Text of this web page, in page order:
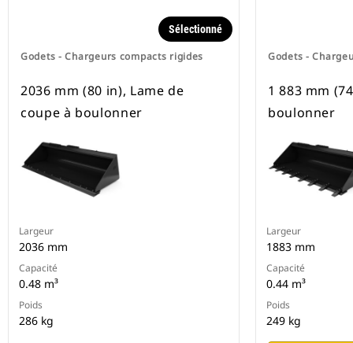
Godets - Chargeurs compacts rigides
Sélectionné
2036 mm (80 in), Lame de
coupe à boulonner
Largeur
2036 mm
Capacité
0.48 m³
Poids
286 kg
Godets -
1 883 mm
boulonner
Largeur
1883 mm
Capacité
0.44 m³
Poids
249 kg